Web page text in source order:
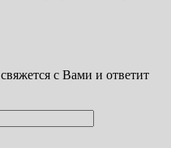
с Вами и ответит